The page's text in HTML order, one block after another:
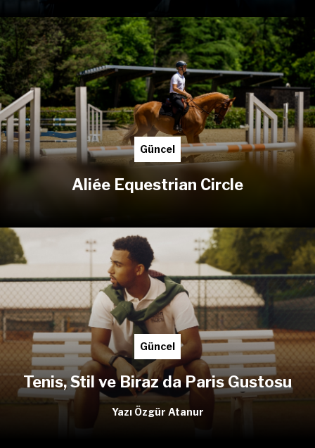
Güncel
Aliée Equestrian Circle
Güncel
Tenis, Stil ve Biraz da Paris Gustosu
Yazı Özgür Atanur